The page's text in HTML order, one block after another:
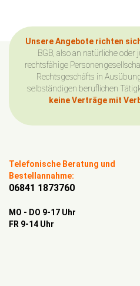
Unsere Angebote richten
BGB, also an natürliche
rechtsfähige
Rechtsgeschäfts in
selbständigen beruflichen
keine Verträge mit
Telefonische Beratung und
Bestellannahme:
06841 1873760
MO - DO 9-17 Uhr
FR 9-14 Uhr